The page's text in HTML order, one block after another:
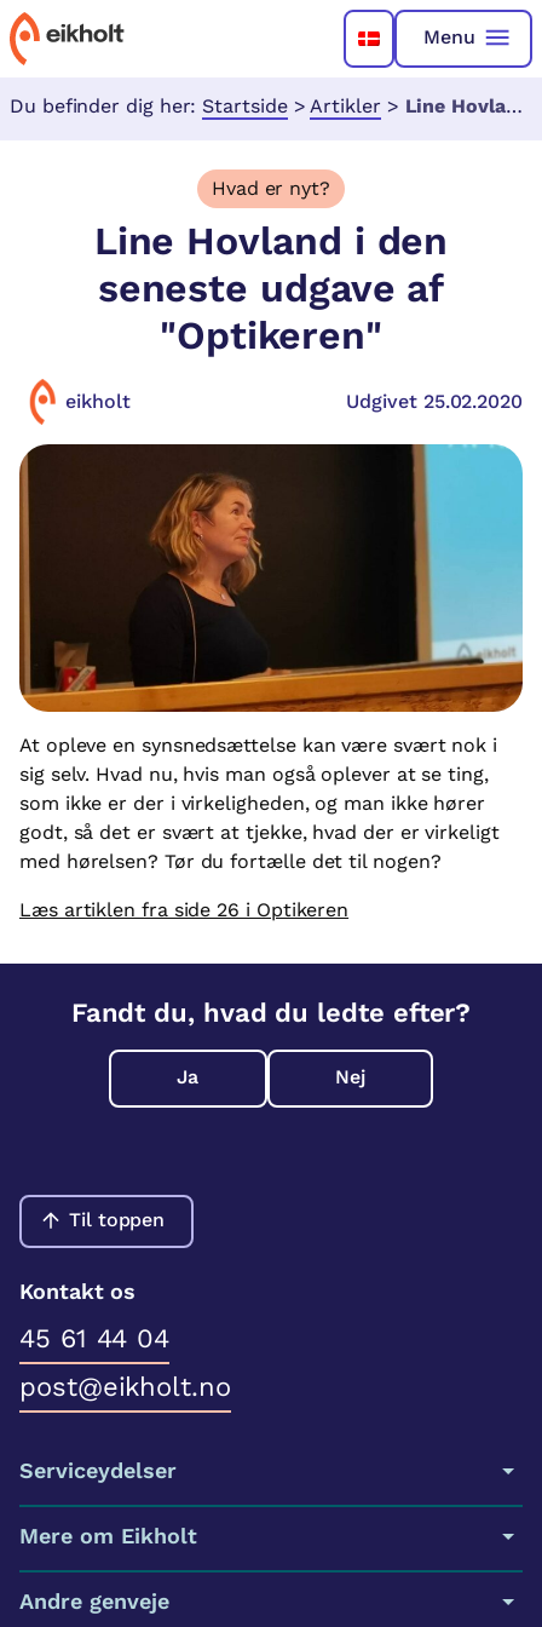
Menu
Du befinder dig her: Startside > Artikler > Line Hovland i den seneste udgave af "Optikeren"
Hvad er nyt?
Line Hovland i den
seneste udgave af
"Optikeren"
eikholt Udgivet 25.02.2020
At opleve en synsnedsættelse kan være svært nok i
sig selv. Hvad nu, hvis man også oplever at se ting,
som ikke er der i virkeligheden, og man ikke hører
godt, så det er svært at tjekke, hvad der er virkeligt
med hørelsen? Tør du fortælle det til nogen?
Læs artiklen fra side 26 i Optikeren
Fandt du, hvad du ledte efter?
Ja Nej
Til toppen
Kontakt os
45 61 44 04
post@eikholt.no
Serviceydelser
Mere om Eikholt
Andre genveje